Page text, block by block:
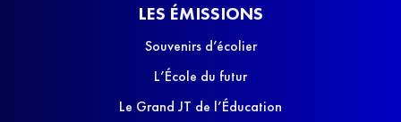
LES ÉMISSIONS
Souvenirs d’écolier
L’École du futur
Le Grand JT de l’Éducation